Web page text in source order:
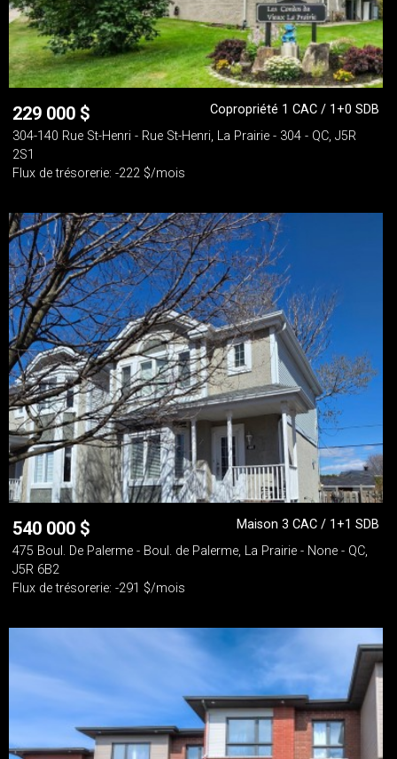
229 000 $
Copropriété 1 CAC / 1+0 SDB
304-140 Rue St-Henri - Rue St-Henri, La Prairie - 304 - QC, J5R
2S1
Flux de trésorerie: -222 $/mois
540 000 $
Maison 3 CAC / 1+1 SDB
475 Boul. De Palerme - Boul. de Palerme, La Prairie - None - QC,
J5R 6B2
Flux de trésorerie: -291 $/mois